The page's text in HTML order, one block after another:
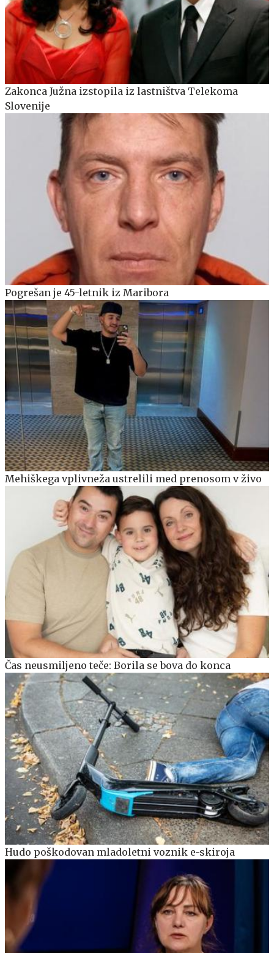
Zakonca Južna izstopila iz lastništva Telekoma
Slovenije
Pogrešan je 45-letnik iz Maribora
Mehiškega vplivneža ustrelili med prenosom v živo
Čas neusmiljeno teče: Borila se bova do konca
Hudo poškodovan mladoletni voznik e-skiroja